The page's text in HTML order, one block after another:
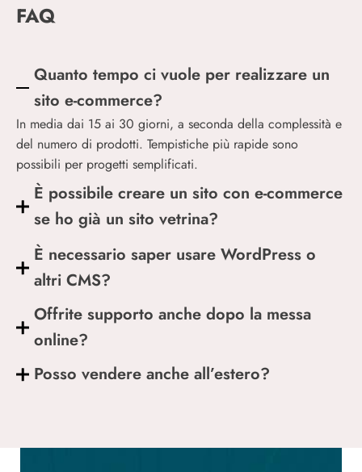
FAQ
Quanto tempo ci vuole per realizzare un
sito e-commerce?
In media dai 15 ai 30 giorni, a seconda della complessità e
del numero di prodotti. Tempistiche più rapide sono
possibili per progetti semplificati.
È possibile creare un sito con e-commerce
se ho già un sito vetrina?
È necessario saper usare WordPress o
altri CMS?
Offrite supporto anche dopo la messa
online?
Posso vendere anche all’estero?